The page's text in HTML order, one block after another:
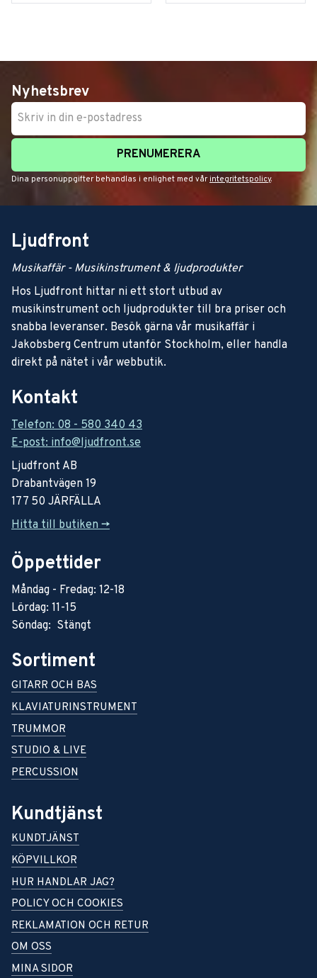
Nyhetsbrev
PRENUMERERA
Dina personuppgifter behandlas i enlighet med vår integritetspolicy.
Ljudfront
Musikaffär - Musikinstrument & ljudprodukter
Hos Ljudfront hittar ni ett stort utbud av
musikinstrument och ljudprodukter till bra priser och
snabba leveranser. Besök gärna vår musikaffär i
Jakobsberg Centrum utanför Stockholm, eller handla
direkt på nätet i vår webbutik.
Kontakt
Telefon: 08 - 580 340 43
E-post: info@ljudfront.se
Ljudfront AB
Drabantvägen 19
177 50 JÄRFÄLLA
Hitta till butiken ->
Öppettider
Måndag - Fredag: 12-18
Lördag: 11-15
Söndag: Stängt
Sortiment
GITARR OCH BAS
KLAVIATURINSTRUMENT
TRUMMOR
STUDIO & LIVE
PERCUSSION
Kundtjänst
KUNDTJÄNST
KÖPVILLKOR
HUR HANDLAR JAG?
POLICY OCH COOKIES
REKLAMATION OCH RETUR
OM OSS
MINA SIDOR